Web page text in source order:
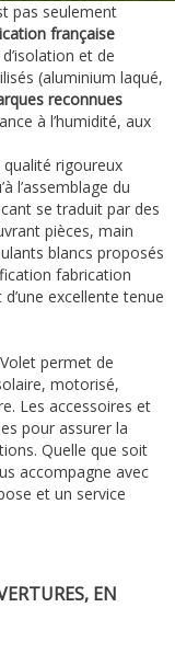
pas seulement
française
et de
(aluminium laqué,
reconnues
à l’humidité, aux
rigoureux
l’assemblage du
se traduit par des
pièces, main
blancs proposés
fabrication
excellente tenue
permet de
motorisé,
Les accessoires et
pour assurer la
Quelle que soit
accompagne avec
et un service
EN